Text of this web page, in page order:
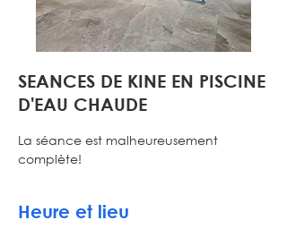
SEANCES DE KINE EN PISCINE
D'EAU CHAUDE
La séance est malheureusement
complète!
Heure et lieu